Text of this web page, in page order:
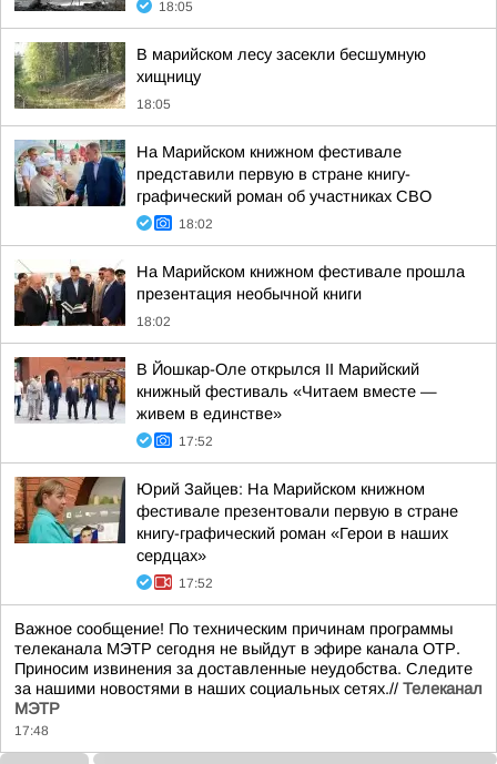
18:05
В марийском лесу засекли бесшумную
хищницу
18:05
На Марийском книжном фестивале
представили первую в стране книгу-
графический роман об участниках СВО
18:02
На Марийском книжном фестивале прошла
презентация необычной книги
18:02
В Йошкар-Оле открылся II Марийский
книжный фестиваль «Читаем вместе —
живем в единстве»
17:52
Юрий Зайцев: На Марийском книжном
фестивале презентовали первую в стране
книгу-графический роман «Герои в наших
сердцах»
17:52
Важное сообщение! По техническим причинам программы
телеканала МЭТР сегодня не выйдут в эфире канала ОТР.
Приносим извинения за доставленные неудобства. Следите
за нашими новостями в наших социальных сетях.// Телеканал
МЭТР
17:48